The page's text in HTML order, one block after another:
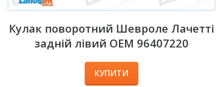
Кулак поворотний Шевроле Лачетті
задній лівий OEM 96407220
КУПИТИ